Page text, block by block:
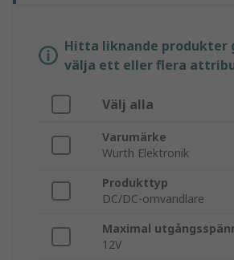
Hitta liknande produkter
välja ett eller flera
Välj alla
Varumärke
Wurth Elektronik
Produkttyp
DC/DC-omvandlare
Maximal
12V